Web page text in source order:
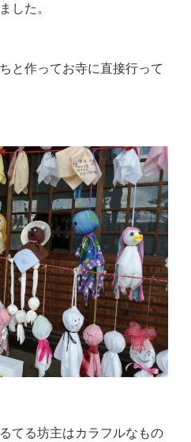
した。
と作ってお寺に直接行って
てる坊主はカラフルなもの